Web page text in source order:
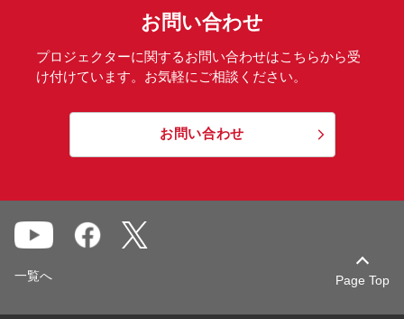
お問い合わせ
プロジェクターに関するお問い合わせはこちらから受
け付けています。お気軽にご相談ください。
お問い合わせ
Page Top
一覧へ